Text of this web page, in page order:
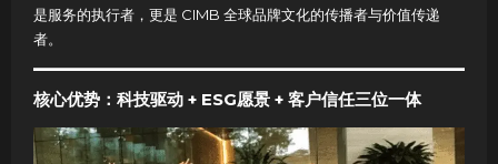
是服务的执行者，更是 CIMB 全球品牌文化的传播者与价值传递
者。
核心优势：科技驱动 + ESG愿景 + 客户信任三位一体